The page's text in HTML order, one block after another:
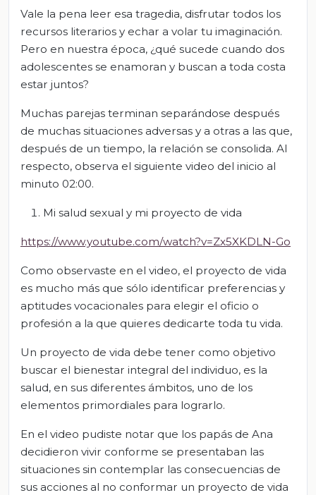
Vale la pena leer esa tragedia, disfrutar todos los
recursos literarios y echar a volar tu imaginación.
Pero en nuestra época, ¿qué sucede cuando dos
adolescentes se enamoran y buscan a toda costa
estar juntos?
Muchas parejas terminan separándose después
de muchas situaciones adversas y a otras a las que,
después de un tiempo, la relación se consolida. Al
respecto, observa el siguiente video del inicio al
minuto 02:00.
Mi salud sexual y mi proyecto de vida
https://www.youtube.com/watch?v=Zx5XKDLN-Go
Como observaste en el video, el proyecto de vida
es mucho más que sólo identificar preferencias y
aptitudes vocacionales para elegir el oficio o
profesión a la que quieres dedicarte toda tu vida.
Un proyecto de vida debe tener como objetivo
buscar el bienestar integral del individuo, es la
salud, en sus diferentes ámbitos, uno de los
elementos primordiales para lograrlo.
En el video pudiste notar que los papás de Ana
decidieron vivir conforme se presentaban las
situaciones sin contemplar las consecuencias de
sus acciones al no conformar un proyecto de vida